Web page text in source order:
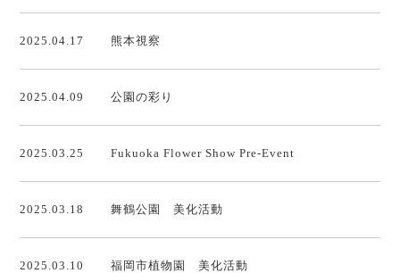
2025.04.17 熊本視察
2025.04.09 公園の彩り
2025.03.25 Fukuoka Flower Show Pre-Event
2025.03.18 舞鶴公園 美化活動
2025.03.10 福岡市植物園 美化活動